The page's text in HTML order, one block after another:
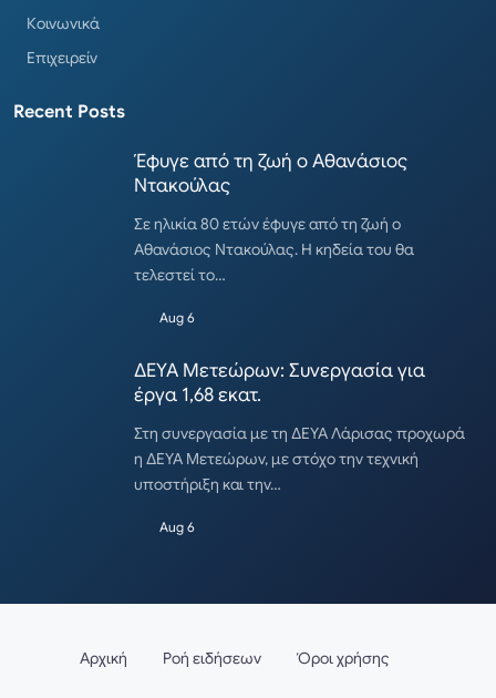
Κοινωνικά
Επιχειρείν
Recent Posts
Έφυγε από τη ζωή ο Αθανάσιος
Ντακούλας
Σε ηλικία 80 ετών έφυγε από τη ζωή ο
Αθανάσιος Ντακούλας. Η κηδεία του θα
τελεστεί το…
Aug 6
ΔΕΥΑ Μετεώρων: Συνεργασία για
έργα 1,68 εκατ.
Στη συνεργασία με τη ΔΕΥΑ Λάρισας προχωρά
η ΔΕΥΑ Μετεώρων, με στόχο την τεχνική
υποστήριξη και την…
Aug 6
Αρχική Ροή ειδήσεων Όροι χρήσης